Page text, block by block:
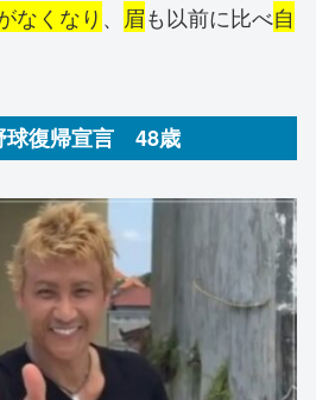
なくなり 、 眉も以前に比べ自
球復帰宣言 48歳